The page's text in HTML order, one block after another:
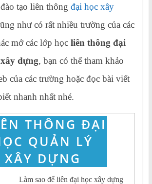
tạo liên thông đại học xây
như có rất nhiều trường của các
mở các lớp học liên thông đại
dựng, bạn có thể tham khảo
của các trường hoặc đọc bài viết
nhanh nhất nhé.
để liên đại học xây dựng